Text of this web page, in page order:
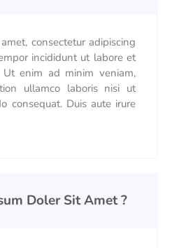
consectetur adipiscing
incididunt ut labore et
enim ad minim veniam,
ullamco laboris nisi ut
consequat. Duis aute irure
Doler Sit Amet ?